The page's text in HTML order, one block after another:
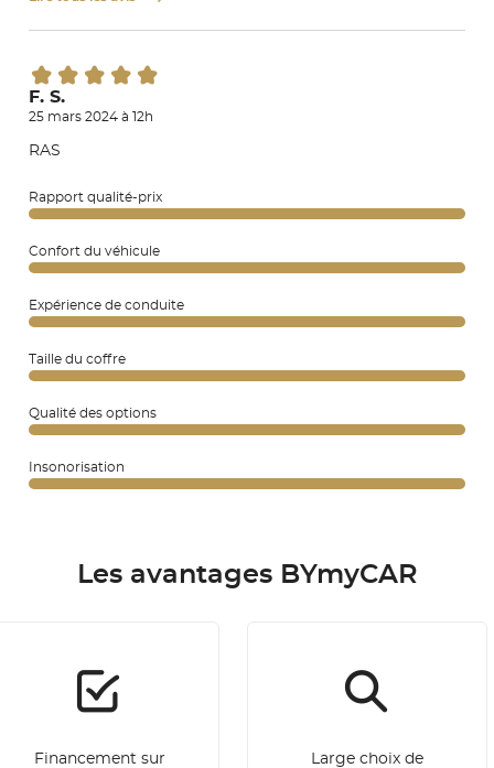
F. S.
25 mars 2024 à 12h
RAS
Rapport qualité-prix
Confort du véhicule
Expérience de conduite
Taille du coffre
Qualité des options
Insonorisation
Les avantages BYmyCAR
Financement sur
Large choix de